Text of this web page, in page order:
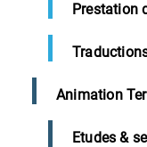
Prestation
Animation
Etudes &
Tarif en intra : 6
Délai d’accès : 72h
Pré-requis : Aucun